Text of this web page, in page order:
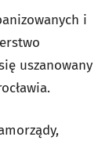
i
uszanowany